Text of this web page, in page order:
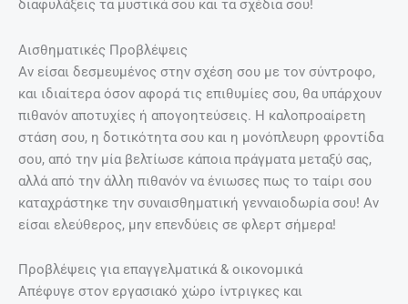
διαφυλάξεις τα μυστικά σου και τα σχέδια σου!
Αισθηματικές Προβλέψεις
Αν είσαι δεσμευμένος στην σχέση σου με τον σύντροφο,
και ιδιαίτερα όσον αφορά τις επιθυμίες σου, θα υπάρχουν
πιθανόν αποτυχίες ή απογοητεύσεις. Η καλοπροαίρετη
στάση σου, η δοτικότητα σου και η μονόπλευρη φροντίδα
σου, από την μία βελτίωσε κάποια πράγματα μεταξύ σας,
αλλά από την άλλη πιθανόν να ένιωσες πως το ταίρι σου
καταχράστηκε την συναισθηματική γενναιοδωρία σου! Αν
είσαι ελεύθερος, μην επενδύεις σε φλερτ σήμερα!
Προβλέψεις για επαγγελματικά & οικονομικά
Απέφυγε στον εργασιακό χώρο ίντριγκες και